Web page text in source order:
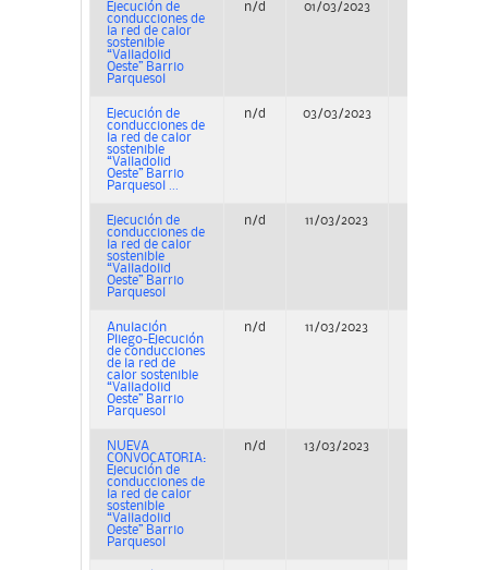
Ejecución de
conducciones de
la red de calor
sostenible
“Valladolid
Oeste” Barrio
Parquesol
n/d 01/03/2023
Ejecución de
conducciones de
la red de calor
sostenible
“Valladolid
Oeste” Barrio
Parquesol ...
n/d 03/03/2023
Ejecución de
conducciones de
la red de calor
sostenible
“Valladolid
Oeste” Barrio
Parquesol
n/d 11/03/2023
Anulación
Pliego-Ejecución
de conducciones
de la red de
calor sostenible
“Valladolid
Oeste” Barrio
Parquesol
n/d 11/03/2023
NUEVA
CONVOCATORIA:
Ejecución de
conducciones de
la red de calor
sostenible
“Valladolid
Oeste” Barrio
Parquesol
n/d 13/03/2023